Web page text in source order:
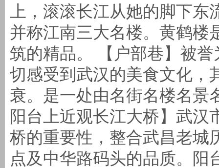
上，滚滚长江从她的脚下
并称江南三大名楼。黄鹤楼
筑的精品。 【户部巷】被誉
切感受到武汉的美食文化，
衰。是一处由名街名楼名景
阳台上近观长江大桥】武汉
桥的重要性，整合武昌老城
点及中华路码头的品质。阳